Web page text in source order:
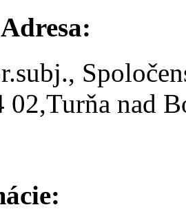
02,Turňa nad